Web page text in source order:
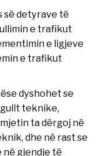
detyrave të
e trafikut
e ligjeve
e trafikut
dyshohet se
teknike,
ta dërgoj në
dhe në rast se
gjendje të